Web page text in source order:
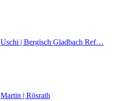
Uschi | Bergisch Gladbach Ref…
Martin | Rösrath